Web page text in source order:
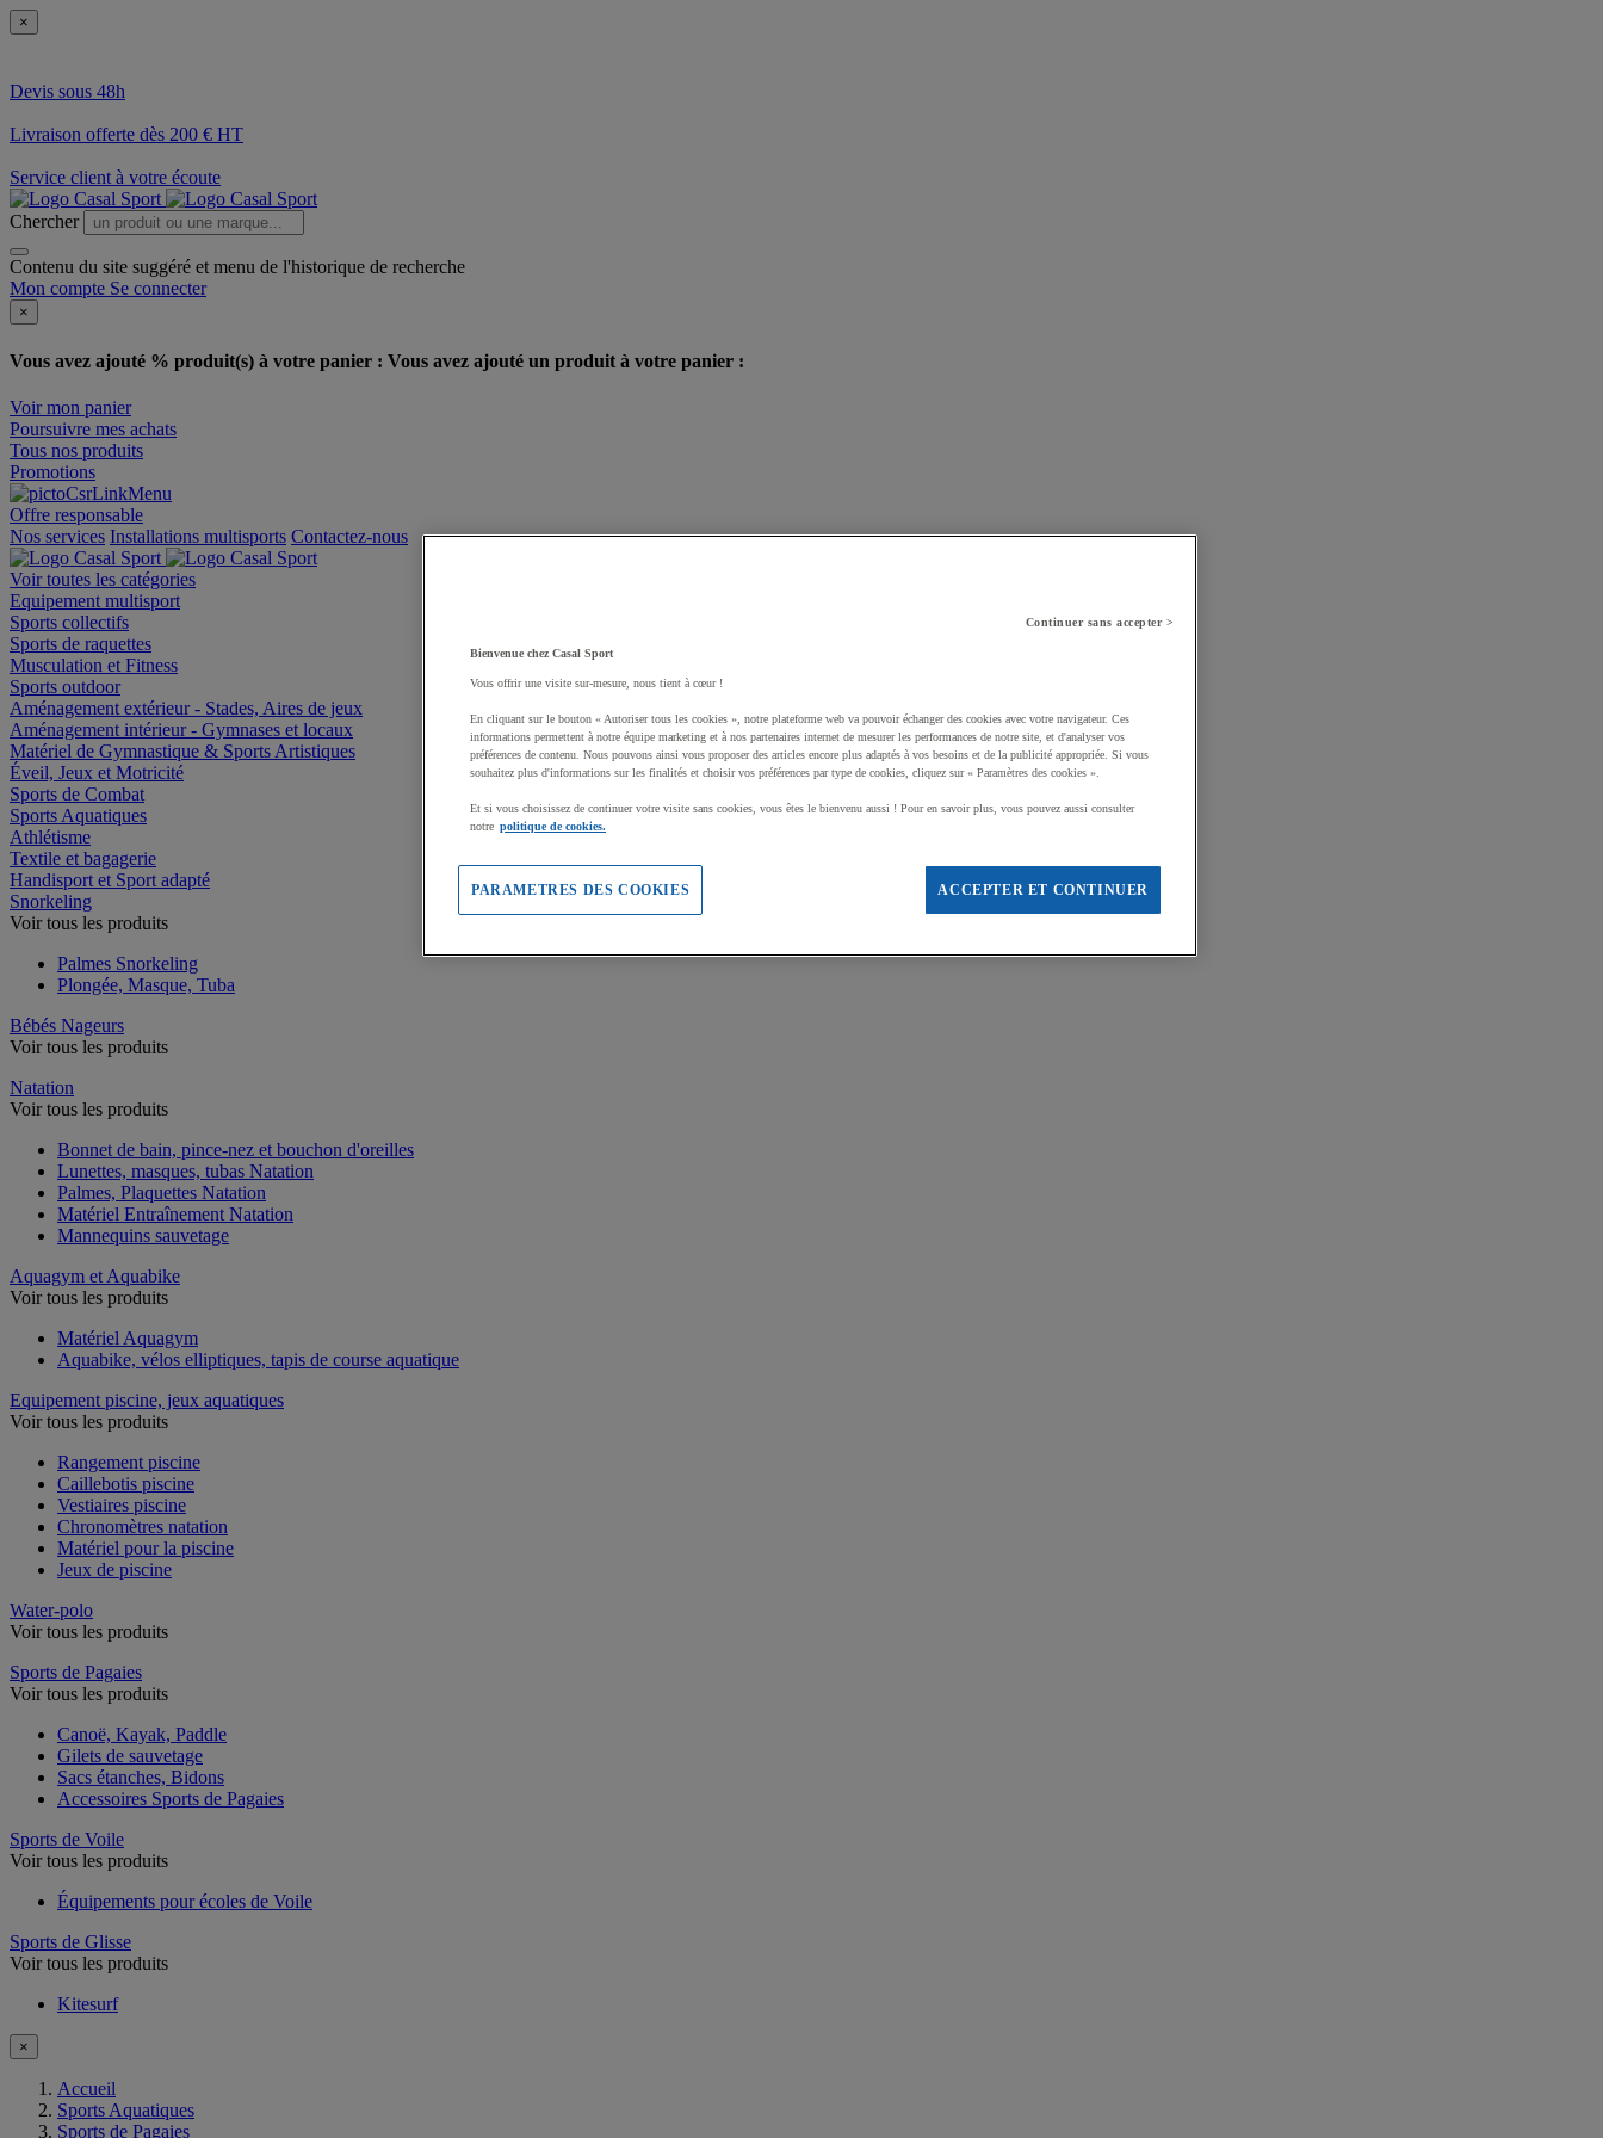
×
Devis sous 48h
Livraison offerte dès 200 € HT
Service client à votre écoute
Chercher
Contenu du site suggéré et menu de l'historique de recherche
Mon compte Se connecter
×
Vous avez ajouté % produit(s) à votre panier : Vous avez ajouté un produit à votre panier :
Voir mon panier
Poursuivre mes achats
Tous nos produits
Promotions
Offre responsable
Nos services Installations multisports Contactez-nous
Voir toutes les catégories
Equipement multisport
Sports collectifs
Sports de raquettes
Musculation et Fitness
Sports outdoor
Aménagement extérieur - Stades, Aires de jeux
Aménagement intérieur - Gymnases et locaux
Matériel de Gymnastique & Sports Artistiques
Éveil, Jeux et Motricité
Sports de Combat
Sports Aquatiques
Athlétisme
Textile et bagagerie
Handisport et Sport adapté
Snorkeling
Voir tous les produits
Palmes Snorkeling
Plongée, Masque, Tuba
Bébés Nageurs
Voir tous les produits
Natation
Voir tous les produits
Bonnet de bain, pince-nez et bouchon d'oreilles
Lunettes, masques, tubas Natation
Palmes, Plaquettes Natation
Matériel Entraînement Natation
Mannequins sauvetage
Aquagym et Aquabike
Voir tous les produits
Matériel Aquagym
Aquabike, vélos elliptiques, tapis de course aquatique
Equipement piscine, jeux aquatiques
Voir tous les produits
Rangement piscine
Caillebotis piscine
Vestiaires piscine
Chronomètres natation
Matériel pour la piscine
Jeux de piscine
Water-polo
Voir tous les produits
Sports de Pagaies
Voir tous les produits
Canoë, Kayak, Paddle
Gilets de sauvetage
Sacs étanches, Bidons
Accessoires Sports de Pagaies
Sports de Voile
Voir tous les produits
Équipements pour écoles de Voile
Sports de Glisse
Voir tous les produits
Kitesurf
×
Accueil
Sports Aquatiques
Sports de Pagaies
Continuer sans accepter >
Bienvenue chez Casal Sport
Vous offrir une visite sur-mesure, nous tient à cœur !
En cliquant sur le bouton « Autoriser tous les cookies », notre plateforme web va pouvoir échanger des cookies avec votre navigateur. Ces
informations permettent à notre équipe marketing et à nos partenaires internet de mesurer les performances de notre site, et d'analyser vos
préférences de contenu. Nous pouvons ainsi vous proposer des articles encore plus adaptés à vos besoins et de la publicité appropriée. Si vous
souhaitez plus d'informations sur les finalités et choisir vos préférences par type de cookies, cliquez sur « Paramètres des cookies ».
Et si vous choisissez de continuer votre visite sans cookies, vous êtes le bienvenu aussi ! Pour en savoir plus, vous pouvez aussi consulter
notre politique de cookies.
ACCEPTER ET CONTINUER
PARAMETRES DES COOKIES